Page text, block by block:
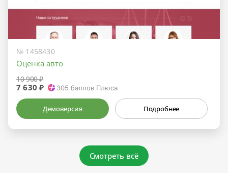
№ 1458430
Оценка авто
10 900 ₽
7 630 ₽ 305 баллов Плюса
Демоверсия Подробнее
Смотреть всё